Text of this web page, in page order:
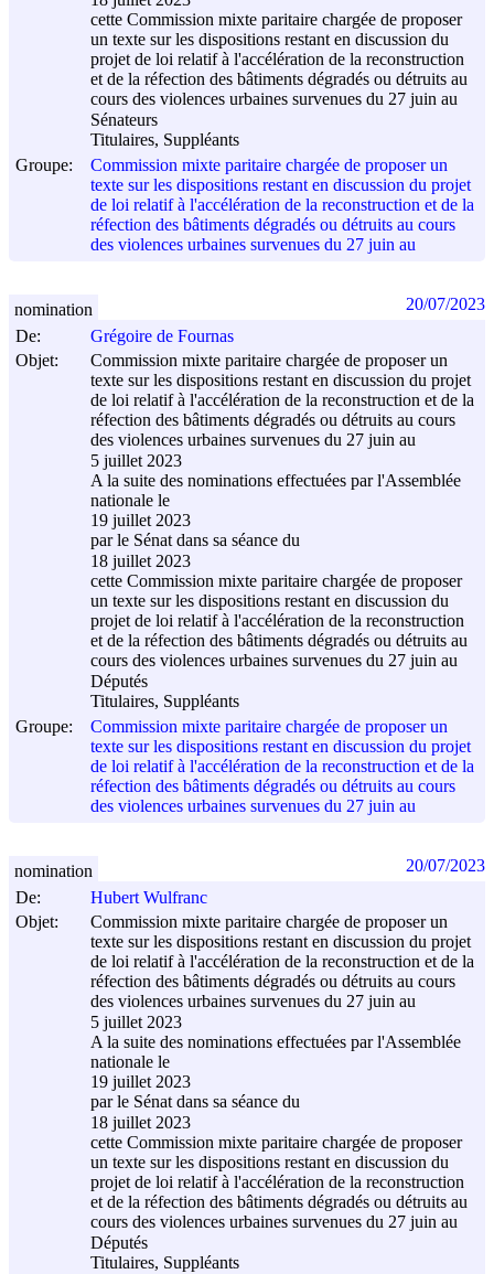
cette Commission mixte paritaire chargée de proposer
un texte sur les dispositions restant en discussion du
projet de loi relatif à l'accélération de la reconstruction
et de la réfection des bâtiments dégradés ou détruits au
cours des violences urbaines survenues du 27 juin au
Sénateurs
Titulaires, Suppléants
Groupe:
Commission mixte paritaire chargée de proposer un
texte sur les dispositions restant en discussion du projet
de loi relatif à l'accélération de la reconstruction et de la
réfection des bâtiments dégradés ou détruits au cours
des violences urbaines survenues du 27 juin au
De:
Grégoire de Fournas
Objet:
Commission mixte paritaire chargée de proposer un
texte sur les dispositions restant en discussion du projet
de loi relatif à l'accélération de la reconstruction et de la
réfection des bâtiments dégradés ou détruits au cours
des violences urbaines survenues du 27 juin au
5 juillet 2023
A la suite des nominations effectuées par l'Assemblée
nationale le
19 juillet 2023
par le Sénat dans sa séance du
18 juillet 2023
cette Commission mixte paritaire chargée de proposer
un texte sur les dispositions restant en discussion du
projet de loi relatif à l'accélération de la reconstruction
et de la réfection des bâtiments dégradés ou détruits au
cours des violences urbaines survenues du 27 juin au
Députés
Titulaires, Suppléants
Groupe:
Commission mixte paritaire chargée de proposer un
texte sur les dispositions restant en discussion du projet
de loi relatif à l'accélération de la reconstruction et de la
réfection des bâtiments dégradés ou détruits au cours
des violences urbaines survenues du 27 juin au
nomination 20/07/2023
De:
Hubert Wulfranc
Objet:
Commission mixte paritaire chargée de proposer un
texte sur les dispositions restant en discussion du projet
de loi relatif à l'accélération de la reconstruction et de la
réfection des bâtiments dégradés ou détruits au cours
des violences urbaines survenues du 27 juin au
5 juillet 2023
A la suite des nominations effectuées par l'Assemblée
nationale le
19 juillet 2023
par le Sénat dans sa séance du
18 juillet 2023
cette Commission mixte paritaire chargée de proposer
un texte sur les dispositions restant en discussion du
projet de loi relatif à l'accélération de la reconstruction
et de la réfection des bâtiments dégradés ou détruits au
cours des violences urbaines survenues du 27 juin au
Députés
Titulaires, Suppléants
nomination 20/07/2023